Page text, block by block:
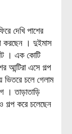
দেখি পাশের
করছেন । দুইমাস
। এক কোটি
আন্টিরা এসে গল্প
ভিতরে চলে গেলাম
। তাড়াতাড়ি
গল্প করে চলেছেন